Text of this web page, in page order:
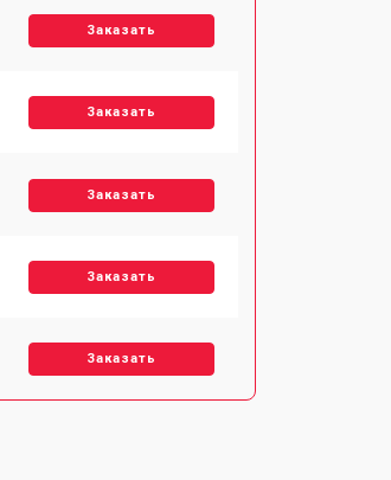
Заказать
Заказать
Заказать
Заказать
Заказать